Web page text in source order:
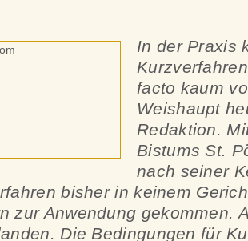
In der Praxis
facto kaum
Weishaupt
Redaktion.
Bistums St.
nach seiner
bisher in keinem
zur Anwendung gekommen.
Die Bedingungen für